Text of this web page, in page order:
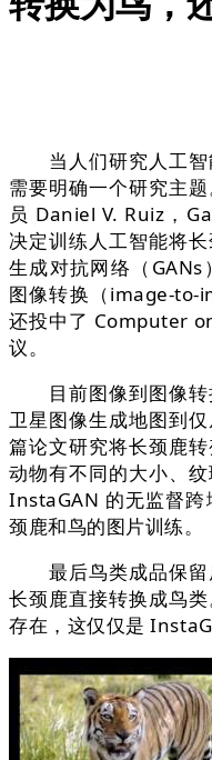
当人们研究人工智
需要明确一个研究主
员 Daniel V. Ruiz，
决定训练人工智能将
生成对抗网络（
图像转换（image-to-
还投中了 Computer
议。
目前图像到图像转
卫星图像生成地图到
篇论文研究将长颈鹿
动物有不同的大小、
InstaGAN 的无监督
颈鹿和鸟的图片训练。
最后鸟类成品保留
长颈鹿直接转换成鸟
存在，这仅仅是